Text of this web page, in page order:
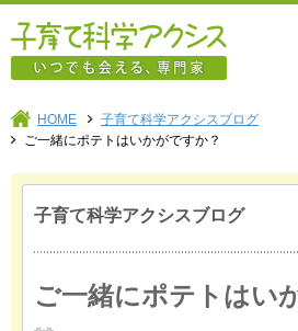
HOME
子育て科学アクシスブログ
ご一緒にポテトはいかがですか？
子育て科学アクシスブログ
ご一緒にポテトはい